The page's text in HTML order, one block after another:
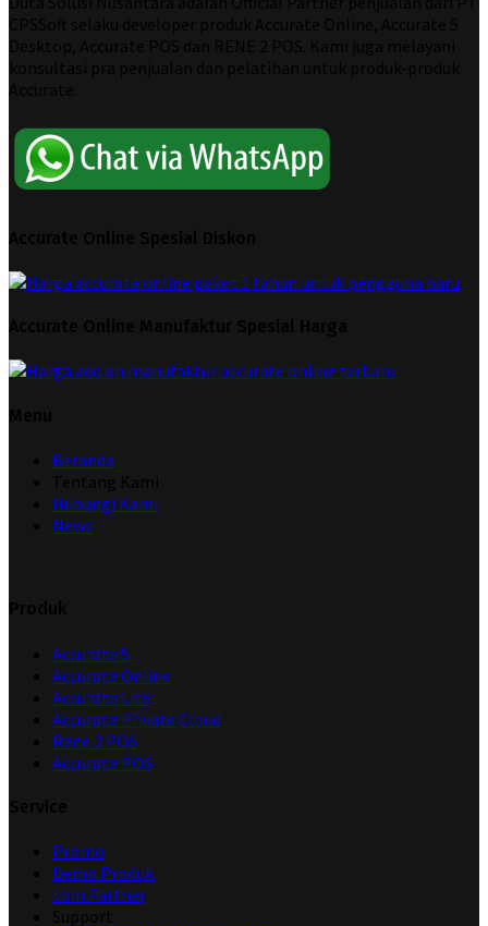
Beranda
Hubungi Kami
News
Accurate 5
Accurate Online
Accurate Lite
Accurate Private Cloud
Rene 2 POS
Accurate POS
Promo
Demo Produk
Join Partner